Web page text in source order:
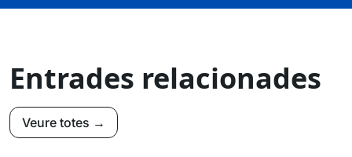
Entrades relacionades
Veure totes →